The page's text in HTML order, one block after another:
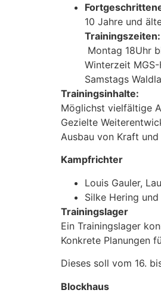
10 Jahre und
Trainingszeiten:
Montag 18Uhr
Winterzeit MGS-
Samstags
Trainingsinhalte:
Möglichst vielfältige
Gezielte
Ausbau von Kraft und
Kampfrichter
Louis Gauler,
Silke Hering
Trainingslager
Ein Trainingslager
Konkrete Planungen
Dieses soll vom 16.
Blockhaus